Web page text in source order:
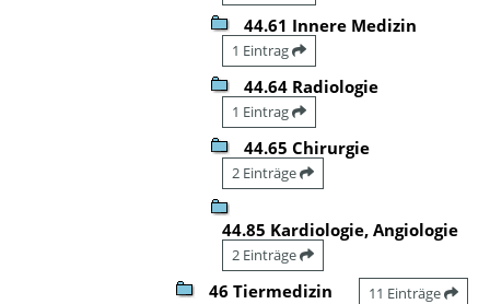
44.61 Innere Medizin
1 Eintrag
44.64 Radiologie
1 Eintrag
44.65 Chirurgie
2 Einträge
44.85 Kardiologie, Angiologie
2 Einträge
46 Tiermedizin 11 Einträge